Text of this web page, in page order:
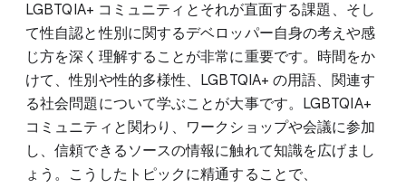
LGBTQIA+ コミュニティとそれが直面する課題、そし
て性自認と性別に関するデベロッパー自身の考えや感
じ方を深く理解することが非常に重要です。時間をか
けて、性別や性的多様性、LGBTQIA+ の用語、関連す
る社会問題について学ぶことが大事です。LGBTQIA+
コミュニティと関わり、ワークショップや会議に参加
し、信頼できるソースの情報に触れて知識を広げまし
ょう。こうしたトピックに精通することで、